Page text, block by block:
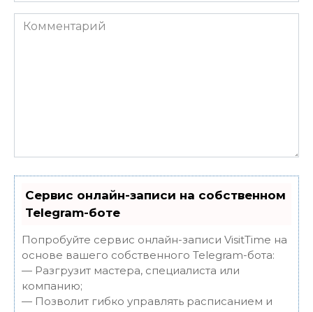
Комментарий
Сервис онлайн-записи на собственном
Telegram-боте
Попробуйте сервис онлайн-записи VisitTime на
основе вашего собственного Telegram-бота:
— Разгрузит мастера, специалиста или
компанию;
— Позволит гибко управлять расписанием и